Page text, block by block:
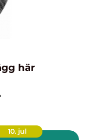
här
10. jul